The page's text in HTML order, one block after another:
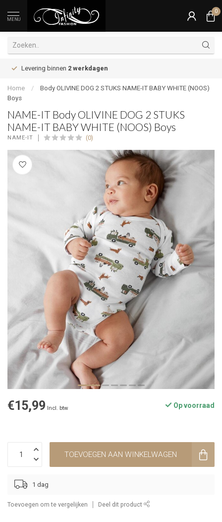
MENU
0
Levering binnen 2 werkdagen
Home /
Body OLIVINE DOG 2 STUKS NAME-IT BABY WHITE (NOOS)
Boys
NAME-IT Body OLIVINE DOG 2 STUKS
NAME-IT BABY WHITE (NOOS) Boys
NAME-IT (0)
€15,99 Incl. btw Op voorraad
TOEVOEGEN AAN WINKELWAGEN
1 dag
Toevoegen om te vergelijken Deel dit product